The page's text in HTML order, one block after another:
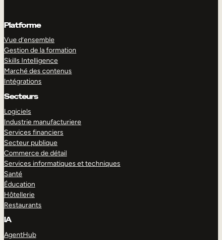
Platforme
Vue d’ensemble
Gestion de la formation
Skills Intelligence
Marché des contenus
Intégrations
Secteurs
Logiciels
Industrie manufacturiere
Services financiers
Secteur publique
Commerce de détail
Services informatiques et techniques
Santé
Éducation
Hôtellerie
Restaurants
IA
AgentHub